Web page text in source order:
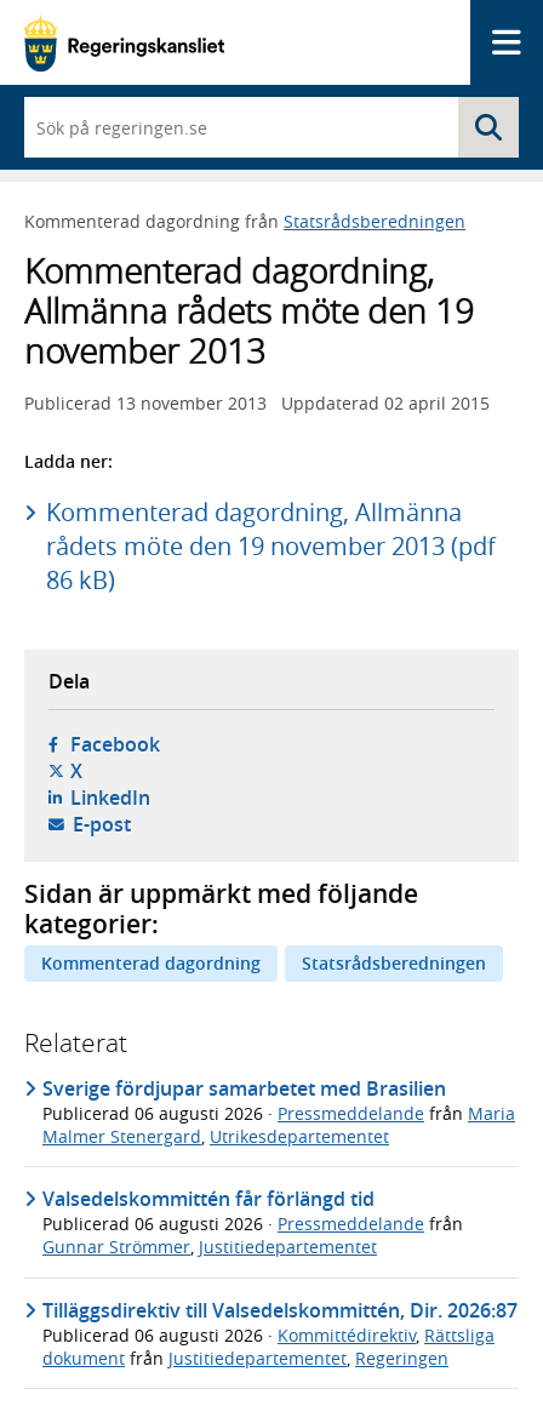
du
börjar
skriva
framträder
lista
med
sökförslag
Kommenterad dagordning från Statsrådsberedningen
Kommenterad dagordning,
Allmänna rådets möte den 19
november 2013
Publicerad 13 november 2013 Uppdaterad 02 april 2015
Ladda ner:
Kommenterad dagordning, Allmänna
rådets möte den 19 november 2013 (pdf
86 kB)
Dela
Facebook- öppnas i ny flik, extern webbplats,
X- öppnas i ny flik, extern webbplats,
LinkedIn- öppnas i ny flik, extern webbplats,
E-post- öppnar din e-postklient,
Sidan är uppmärkt med följande
kategorier:
Kommenterad dagordning Statsrådsberedningen
Relaterat
Sverige fördjupar samarbetet med Brasilien
Publicerad 06 augusti 2026 · Pressmeddelande från Maria
Malmer Stenergard Utrikesdepartementet
Valsedelskommittén får förlängd tid
Publicerad 06 augusti 2026 · Pressmeddelande från
Gunnar Strömmer, Justitiedepartementet
Tilläggsdirektiv till Valsedelskommittén, Dir. 2026:87
Publicerad 06 augusti 2026 · Kommittédirektiv, Rättsliga
dokument från Justitiedepartementet, Regeringen